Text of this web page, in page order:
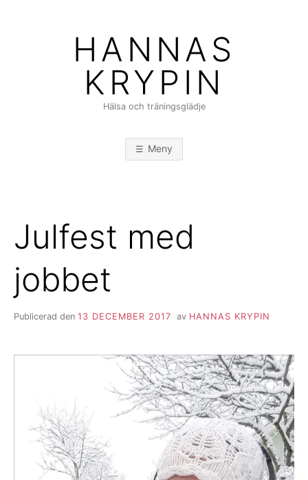
HANNAS
KRYPIN
Hälsa och träningsglädje
Meny
Julfest med
jobbet
Publicerad den 13 DECEMBER 2017 av HANNAS KRYPIN